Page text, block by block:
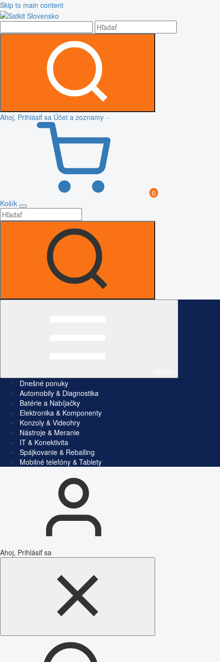
Skip to main content
Ahoj, Prihlásiť sa Účet a zoznamy
0
Košík
Dnešné ponuky
Automobily & Diagnostika
Batérie a Nabíjačky
Elektronika & Komponenty
Konzoly & Videohry
Nástroje & Meranie
IT & Konektivita
Spájkovanie & Reballing
Mobilné telefóny & Tablety
Ahoj, Prihlásiť sa